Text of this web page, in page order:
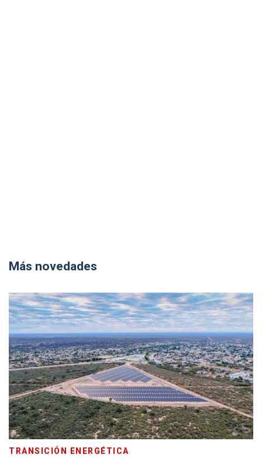
Más novedades
TRANSICIÓN ENERGÉTICA